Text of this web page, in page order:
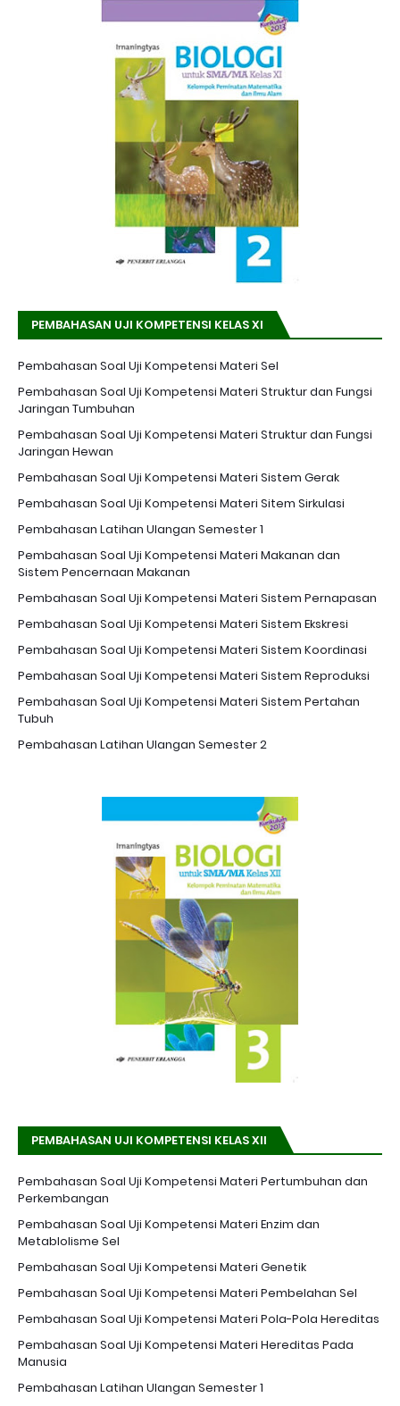
PEMBAHASAN UJI KOMPETENSI KELAS XI
Pembahasan Soal Uji Kompetensi Materi Sel
Pembahasan Soal Uji Kompetensi Materi Struktur dan Fungsi
Jaringan Tumbuhan
Pembahasan Soal Uji Kompetensi Materi Struktur dan Fungsi
Jaringan Hewan
Pembahasan Soal Uji Kompetensi Materi Sistem Gerak
Pembahasan Soal Uji Kompetensi Materi Sitem Sirkulasi
Pembahasan Latihan Ulangan Semester 1
Pembahasan Soal Uji Kompetensi Materi Makanan dan
Sistem Pencernaan Makanan
Pembahasan Soal Uji Kompetensi Materi Sistem Pernapasan
Pembahasan Soal Uji Kompetensi Materi Sistem Ekskresi
Pembahasan Soal Uji Kompetensi Materi Sistem Koordinasi
Pembahasan Soal Uji Kompetensi Materi Sistem Reproduksi
Pembahasan Soal Uji Kompetensi Materi Sistem Pertahan
Tubuh
Pembahasan Latihan Ulangan Semester 2
PEMBAHASAN UJI KOMPETENSI KELAS XII
Pembahasan Soal Uji Kompetensi Materi Pertumbuhan dan
Perkembangan
Pembahasan Soal Uji Kompetensi Materi Enzim dan
Metablolisme Sel
Pembahasan Soal Uji Kompetensi Materi Genetik
Pembahasan Soal Uji Kompetensi Materi Pembelahan Sel
Pembahasan Soal Uji Kompetensi Materi Pola-Pola Hereditas
Pembahasan Soal Uji Kompetensi Materi Hereditas Pada
Manusia
Pembahasan Latihan Ulangan Semester 1